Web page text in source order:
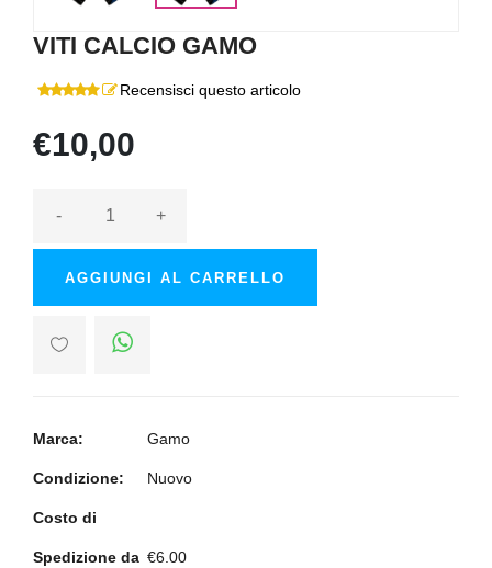
VITI CALCIO GAMO
Recensisci questo articolo
€10,00
- +
AGGIUNGI AL CARRELLO
Marca: Gamo
Condizione: Nuovo
Costo di
Spedizione da €6.00